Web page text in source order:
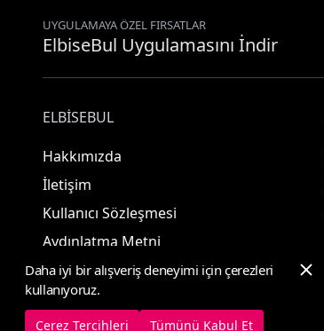
UYGULAMAYA ÖZEL FIRSATLAR
ElbiseBul Uygulamasını İndir
ELBISEBUL
Hakkımızda
İletişim
Kullanıcı Sözleşmesi
Aydınlatma Metni
Daha iyi bir alışveriş deneyimi için çerezleri
kullanıyoruz.
Çerez Tercihleri Tümünü Kabul Et